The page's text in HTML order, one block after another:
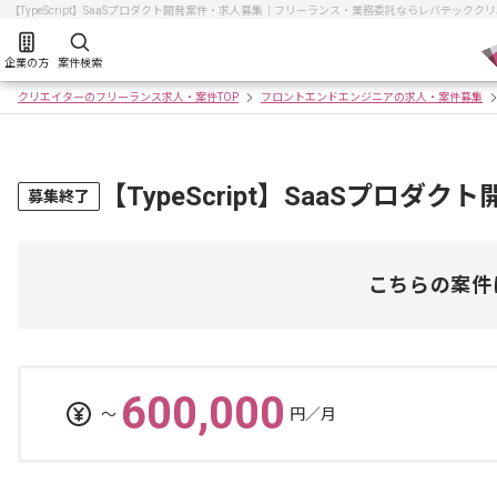
【TypeScript】SaaSプロダクト開発案件・求人募集｜フリーランス・業務委託ならレバテックク
企業の方 案件検索
クリエイターのフリーランス求人・案件TOP フロントエンドエンジニアの求人・案件募集
募集終了 【TypeScript】SaaSプロダクト
こちらの案
〜 600,000 円／月